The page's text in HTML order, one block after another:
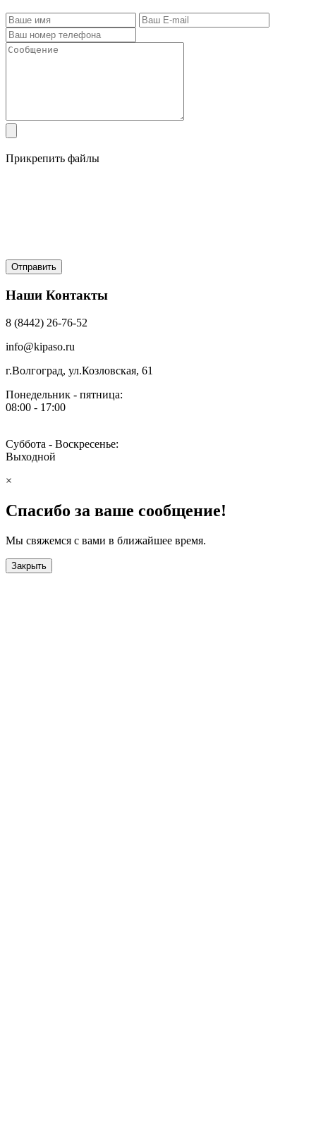
Прикрепить файлы
Наши Контакты
8 (8442) 26-76-52
info@kipaso.ru
г.Волгоград, ул.Козловская, 61
Понедельник - пятница:
08:00 - 17:00
Суббота - Воскресенье:
Выходной
×
Спасибо за ваше сообщение!
Мы свяжемся с вами в ближайшее время.
Закрыть